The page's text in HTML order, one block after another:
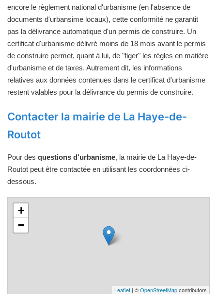
encore le règlement national d'urbanisme (en l'absence de
documents d'urbansime locaux), cette conformité ne garantit
pas la délivrance automatique d'un permis de construire. Un
certificat d'urbanisme délivré moins de 18 mois avant le permis
de construire permet, quant à lui, de "figer" les règles en matière
d'urbanisme et de taxes. Autrement dit, les informations
relatives aux données contenues dans le certificat d'urbanisme
restent valables pour la délivrance du permis de construire.
Contacter la mairie de La Haye-de-
Routot
Pour des questions d'urbanisme, la mairie de La Haye-de-
Routot peut être contactée en utilisant les coordonnées ci-
dessous.
+
−
Leaflet | ©OpenStreetMapcontributors